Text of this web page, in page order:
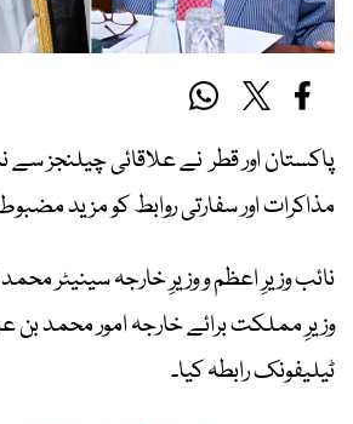
پاکستان اور قطر نے علاقائی چیلنجز
مذاکرات اور سفارتی روابط کو مزید مضبوط
نائب وزیرِ اعظم و وزیرِ خارجہ سینیٹر
وزیرِ مملکت برائے خارجہ امور محمد بن
ٹیلیفونک رابطہ کیا۔